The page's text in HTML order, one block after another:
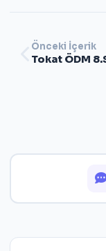
Önceki İçerik
Tokat ÖDM